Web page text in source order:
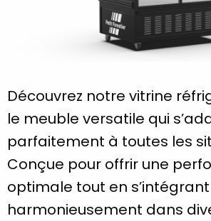
Découvrez notre vitrine
le meuble versatile qui
parfaitement à toutes les
Conçue pour offrir une
optimale tout en s’intégrant
harmonieusement dans